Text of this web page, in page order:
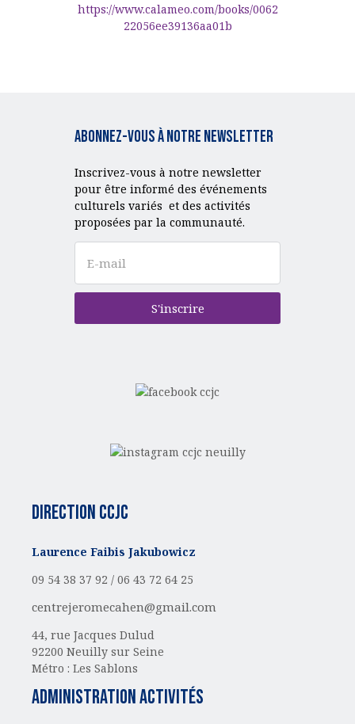
https://www.calameo.com/books/0062
22056ee39136aa01b
Abonnez-vous à notre Newsletter
Inscrivez-vous à notre newsletter
pour être informé des événements
culturels variés et des activités
proposées par la communauté.
S'inscrire
Direction CCJC
Laurence Faibis Jakubowicz
09 54 38 37 92 / 06 43 72 64 25
centrejeromecahen@gmail.com
44, rue Jacques Dulud
92200 Neuilly sur Seine
Métro : Les Sablons
administration activités